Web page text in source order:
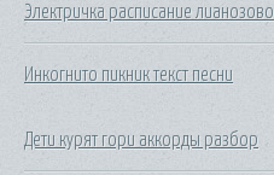
Электричка расписание лианозово
Инкогнито пикник текст песни
Дети курят гори аккорды разбор